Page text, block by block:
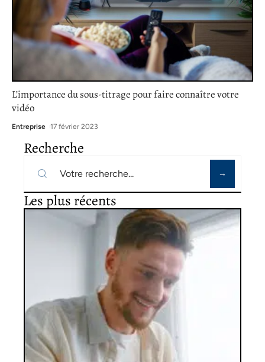
L’importance du sous-titrage pour faire connaître votre
vidéo
Entreprise 17 février 2023
Recherche
Les plus récents